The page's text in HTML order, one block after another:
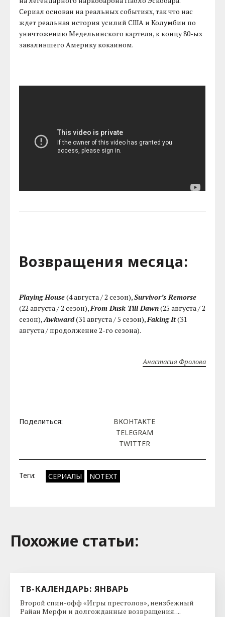
Сериал основан на реальных событиях, так что нас
ждет реальная история усилий США и Колумбии по
уничтожению Медельинского картеля, к концу 80-ых
завалившего Америку кокаином.
Возвращения месяца:
Playing House(4 августа / 2 сезон),Survivor’s Remorse
(22 августа / 2 сезон),From Dusk Till Dawn(25 августа / 2
сезон),Awkward(31 августа / 5 сезон),Faking It(31
августа / продолжение 2-го сезона).
Анастасия Фролова
Поделиться:
ВКОНТАКТЕ
TELEGRAM
TWITTER
Теги: СЕРИАЛЫ NOTEXT
Похожие cтатьи:
ТВ-КАЛЕНДАРЬ: ЯНВАРЬ
Второй спин-офф «Игры престолов», неизбежный
Райан Мерфи и долгожданные возвращения. ...